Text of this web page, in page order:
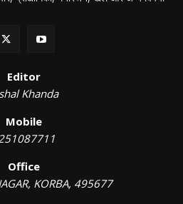
Editor
Khanda
Mobile
Office
KORBA, 495677